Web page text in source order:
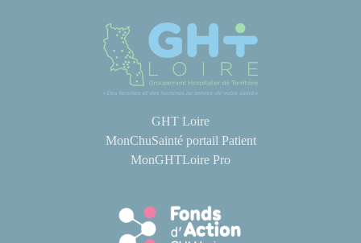
GHT Loire
MonChuSainté portail Patient
MonGHTLoire Pro